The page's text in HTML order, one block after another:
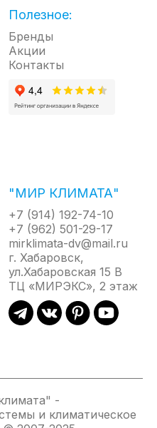
Полезное:
Бренды
Акции
Контакты
"МИР КЛИМАТА"
+7 (914) 192-74-10
+7 (962) 501-29-17
mirklimata-dv@mail.ru
г. Хабаровск,
ул.Хабаровская 15 В
ТЦ «МИРЭКС», 2 этаж
-
и климатическое